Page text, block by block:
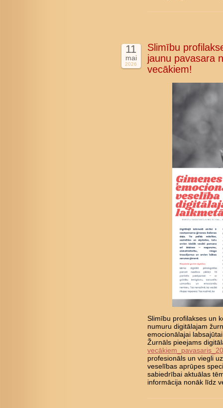
11
mai
2026
Slimību
jaunu pavasara
vecākiem!
Slimību profilakses un
numuru digitālajam
emocionālajai
Žurnāls pieejams
profesionāls un viegli
veselības aprūpes
sabiedrībai aktuālas
informācija nonāk